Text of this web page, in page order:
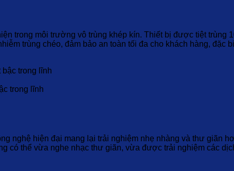
trong môi trường vô trùng khép kín. Thiết bị được tiệt trùng
trùng chéo, đảm bảo an toàn tối đa cho khách hàng, đặc
trong lĩnh
nghệ hiện đại mang lại trải nghiệm nhẹ nhàng và thư giãn
có thể vừa nghe nhạc thư giãn, vừa được trải nghiệm các